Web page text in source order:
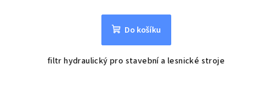
Do košíku
filtr hydraulický pro stavební a lesnické stroje